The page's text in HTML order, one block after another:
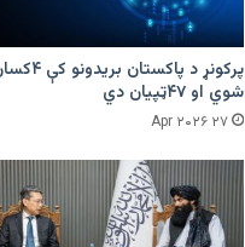
پرکونړ د
شوي او ۴۷ټپیان دي
۲۷ Apr ۲۰۲۶